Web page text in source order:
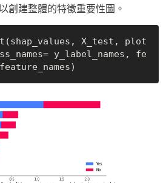
創建整體的特徵重要性圖。
X_test, plot
y_label_names, fe